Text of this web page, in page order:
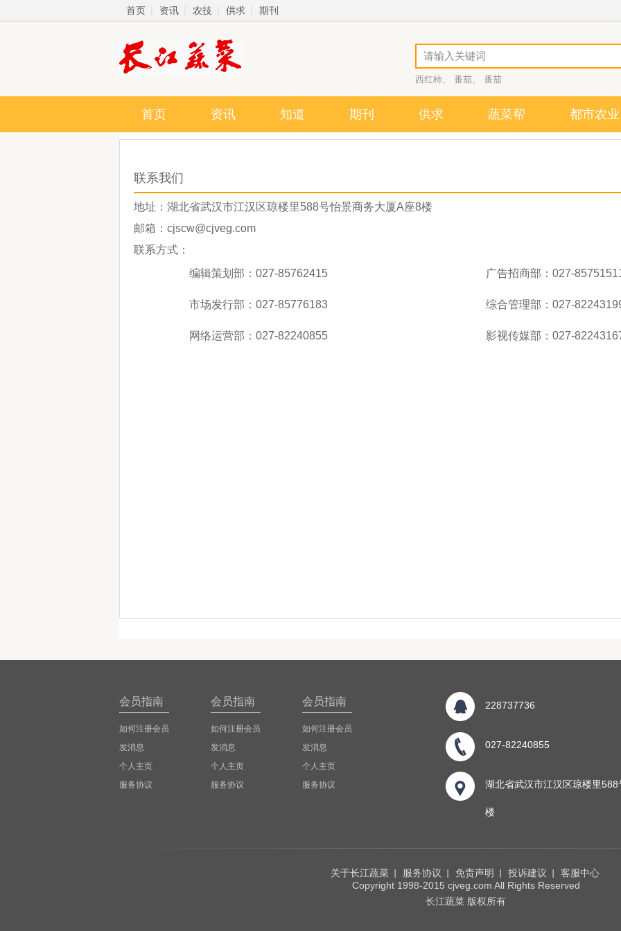
首页 资讯 农技 供求 期刊
西红柿、 番茄、 番茄
首页 资讯 知道 期刊 供求 蔬菜帮 都市农业
联系我们
地址：湖北省武汉市江汉区琼楼里588号怡景商务大厦A座8楼
邮箱：cjscw@cjveg.com
联系方式：
编辑策划部：027-85762415
广告招商部：027-
市场发行部：027-85776183 综合管理部：027-
网络运营部：027-82240855 影视传媒部：027-
会员指南
如何注册会员
发消息
个人主页
服务协议
会员指南
如何注册会员
发消息
个人主页
服务协议
会员指南
如何注册会员
发消息
个人主页
服务协议
228737736
027-82240855
湖北省武汉市江汉区琼楼里
楼
关于长江蔬菜 服务协议 免责声明 投诉建议
客服中心
Copyright 1998-2015 cjveg.com All Rights Reserved
长江蔬菜 版权所有